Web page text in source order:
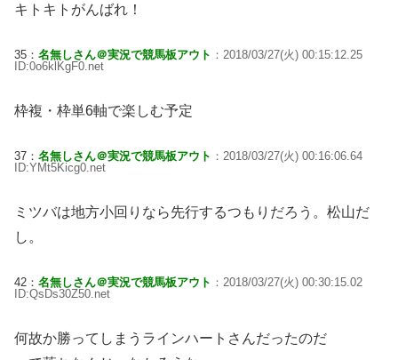
キトキトがんばれ！
35： 名無しさん＠実況で競馬板アウト ：2018/03/27(火) 00:15:12.25
ID:0o6klKgF0.net
枠複・枠単6軸で楽しむ予定
37： 名無しさん＠実況で競馬板アウト ：2018/03/27(火) 00:16:06.64
ID:YMt5Kicg0.net
ミツバは地方小回りなら先行するつもりだろう。松山だ
し。
42： 名無しさん＠実況で競馬板アウト ：2018/03/27(火) 00:30:15.02
ID:QsDs30Z50.net
何故か勝ってしまうラインハートさんだったのだ